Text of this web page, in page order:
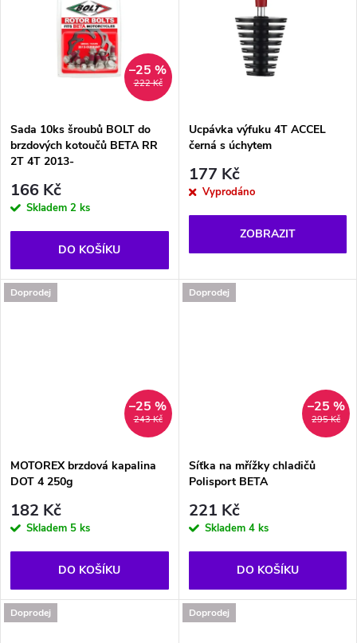
ů
ů
222 Kč
–25 %
Sada 10ks šroubů BOLT do
brzdových kotoučů BETA RR
2T 4T 2013-
166 Kč
Skladem 2 ks
DO KOŠÍKU
Ucpávka výfuku 4T ACCEL
černá s úchytem
177 Kč
Vyprodáno
ZOBRAZIT
Doprodej
243 Kč
–25 %
MOTOREX brzdová kapalina
DOT 4 250g
182 Kč
Skladem 5 ks
DO KOŠÍKU
Doprodej
295 Kč
–25 %
Síťka na mřížky chladičů
Polisport BETA
221 Kč
Skladem 4 ks
DO KOŠÍKU
Doprodej Doprodej